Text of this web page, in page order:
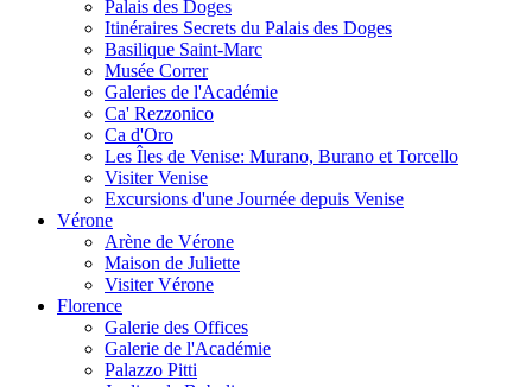
Palais des Doges
Itinéraires Secrets du Palais des Doges
Basilique Saint-Marc
Musée Correr
Galeries de l'Académie
Ca' Rezzonico
Ca d'Oro
Les Îles de Venise: Murano, Burano et Torcello
Visiter Venise
Excursions d'une Journée depuis Venise
Vérone
Arène de Vérone
Maison de Juliette
Visiter Vérone
Florence
Galerie des Offices
Galerie de l'Académie
Palazzo Pitti